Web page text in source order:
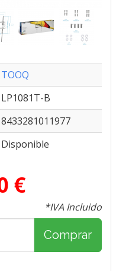
TOOQ
LP1081T-B
8433281011977
Disponible
€
*IVA Incluido
Comprar